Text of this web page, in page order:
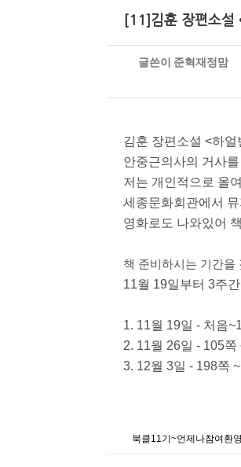
[11]김훈 장편소설
글쓴이 준혁재정맘
김훈 장편소설 <하얼
안중근의사의 거사
저는 개인적으로 올
세종문화회관에서
영화로도 나와있어
책 준비하시는 기간을
11월 19일부터 3주
1. 11월 19일 - 처음
2. 11월 26일 - 105
3. 12월 3일 - 198쪽
북클11기~언제나참여환영